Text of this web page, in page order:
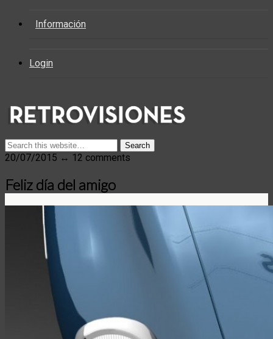
Información
Login
20/07/2015 ↔ 12 comments
Feliz día del amigo